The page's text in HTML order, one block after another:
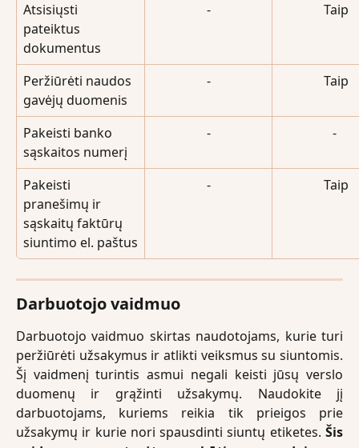
Atsisiųsti
pateiktus
dokumentus
- Taip
Peržiūrėti naudos
gavėjų duomenis
- Taip
Pakeisti banko
sąskaitos numerį
- -
Pakeisti
pranešimų ir
sąskaitų faktūrų
siuntimo el. paštus
- Taip
Darbuotojo vaidmuo
Darbuotojo vaidmuo skirtas naudotojams, kurie turi
peržiūrėti užsakymus ir atlikti veiksmus su siuntomis.
Šį vaidmenį turintis asmui negali keisti jūsų verslo
duomenų ir grąžinti užsakymų. Naudokite jį
darbuotojams, kuriems reikia tik prieigos prie
užsakymų ir kurie nori spausdinti siuntų etiketes. Šis